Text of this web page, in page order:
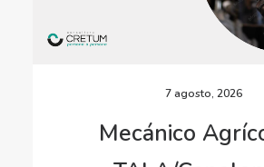
7 agosto, 2026
Mecánico